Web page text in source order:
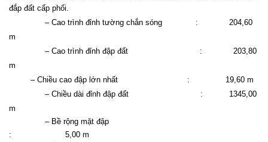
đắp đất cấp phối.
– Cao trình đỉnh tường chắn sóng
:
204,60
m
– Cao trình đỉnh đập đất
:
203,80
m
– Chiều cao đập lớn nhất
: 19,60 m
– Chiều dài đỉnh đập đất
:
1345,00
m
– Bề rộng mặt đập
:
5,00 m